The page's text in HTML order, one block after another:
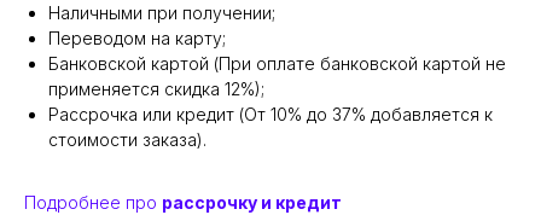
Наличными при получении;
Переводом на карту;
Банковской картой (При оплате банковской картой не
применяется скидка 12%);
Рассрочка или кредит (От 10% до 37% добавляется к
стоимости заказа).
Подробнее про рассрочку и кредит